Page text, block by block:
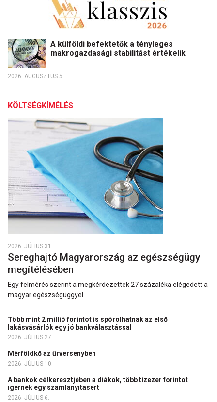
A külföldi befektetők a tényleges
makrogazdasági stabilitást értékelik
2026. AUGUSZTUS 5.
KÖLTSÉGKÍMÉLÉS
2026. JÚLIUS 31.
Sereghajtó Magyarország az egészségügy
megítélésében
Egy felmérés szerint a megkérdezettek 27 százaléka elégedett a
magyar egészségüggyel.
Több mint 2 millió forintot is spórolhatnak az első
lakásvásárlók egy jó bankválasztással
2026. JÚLIUS 27.
Mérföldkő az űrversenyben
2026. JÚLIUS 10.
A bankok célkeresztjében a diákok, több tízezer forintot
ígérnek egy számlanyitásért
2026. JÚLIUS 6.